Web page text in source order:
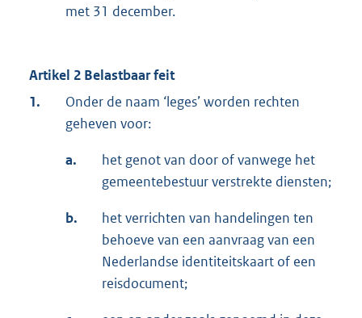
met 31 december.
Artikel 2 Belastbaar feit
1.
Onder de naam ‘leges’ worden rechten
geheven voor:
a.
het genot van door of vanwege het
gemeentebestuur verstrekte diensten;
b.
het verrichten van handelingen ten
behoeve van een aanvraag van een
Nederlandse identiteitskaart of een
reisdocument;